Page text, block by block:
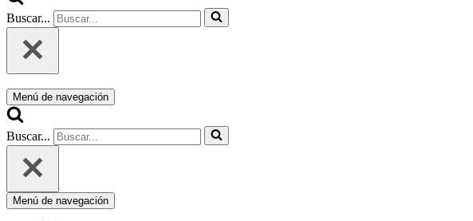
Buscar...
Menú de navegación
Buscar...
Menú de navegación